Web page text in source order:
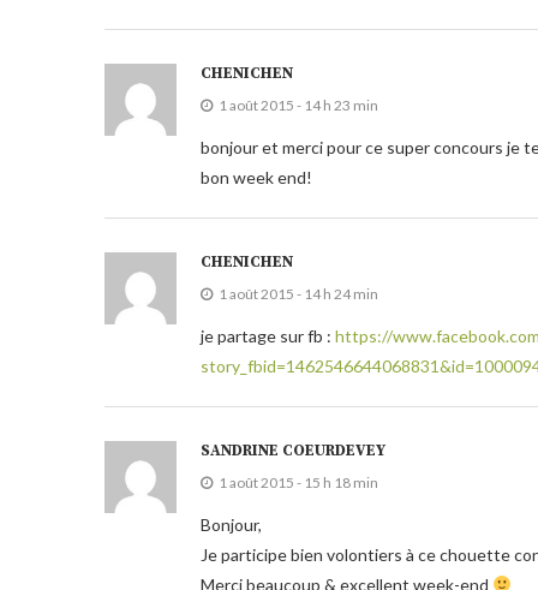
CHENICHEN
1 août 2015 - 14 h 23 min
bonjour et merci pour ce super concours je
bon week end!
CHENICHEN
1 août 2015 - 14 h 24 min
je partage sur fb : https://
SANDRINE COEURDEVEY
1 août 2015 - 15 h 18 min
Bonjour,
Je participe bien volontiers à ce chouette
Merci beaucoup & excellent week-end